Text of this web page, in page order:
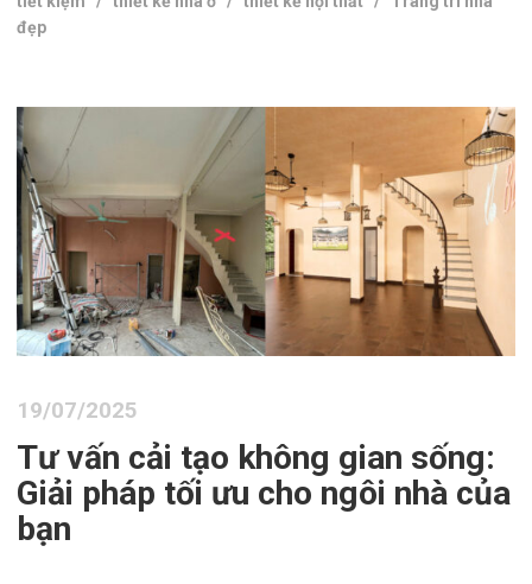
đẹp
19/07/2025
Tư vấn cải tạo không gian sống:
Giải pháp tối ưu cho ngôi nhà của
bạn